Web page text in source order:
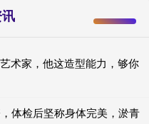
术家，他这造型能力，够你
体检后坚称身体完美，淤青